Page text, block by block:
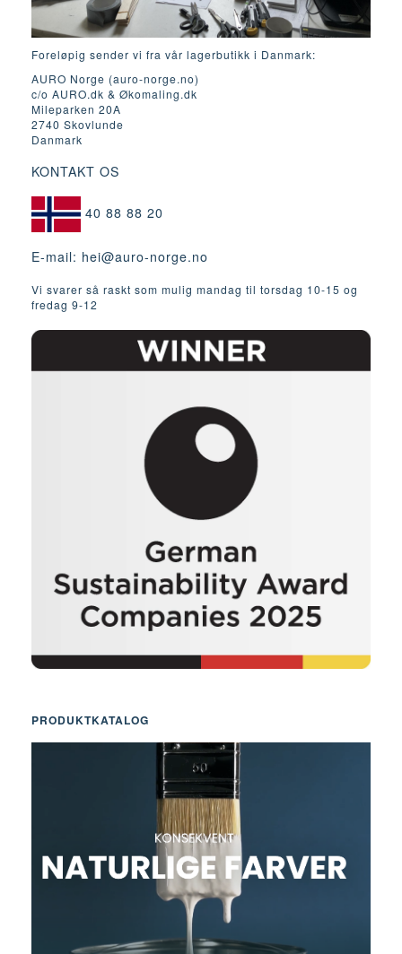
Foreløpig sender vi fra vår lagerbutikk i Danmark:
AURO Norge (auro-norge.no)
c/o AURO.dk & Økomaling.dk
Mileparken 20A
2740 Skovlunde
Danmark
KONTAKT OS
40 88 88 20
E-mail: hei@auro-norge.no
Vi svarer så raskt som mulig mandag til torsdag 10-15 og
fredag ​​9-12
PRODUKTKATALOG